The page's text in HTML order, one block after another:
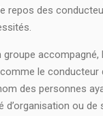
repos des
groupe accompagné,
le conducteur
des personnes
d’organisation ou de